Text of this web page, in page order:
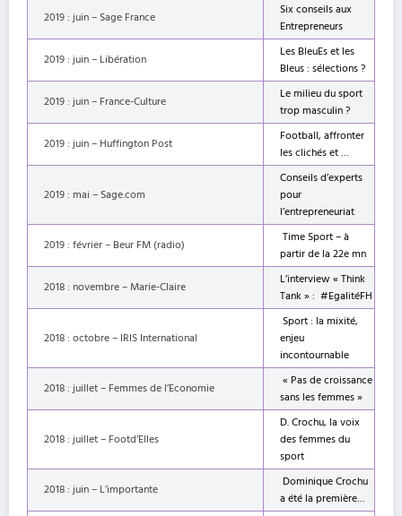
2019 : juin – Sage France
Six conseils aux
Entrepreneurs
2019 : juin – Libération
Les BleuEs et les
Bleus : sélections ?
2019 : juin – France-Culture
Le milieu du sport
trop masculin ?
2019 : juin – Huffington Post
Football, affronter
les clichés et …
2019 : mai – Sage.com
Conseils d’experts
pour
l’entrepreneuriat
2019 : février – Beur FM (radio)
Time Sport – à
partir de la 22e mn
2018 : novembre – Marie-Claire
L’interview « Think
Tank » : #EgalitéFH
2018 : octobre – IRIS International
Sport : la mixité,
enjeu
incontournable
2018 : juillet – Femmes de l’Economie
« Pas de croissance
sans les femmes »
2018 : juillet – Footd’Elles
D. Crochu, la voix
des femmes du
sport
2018 : juin – L’importante
Dominique Crochu
a été la première…